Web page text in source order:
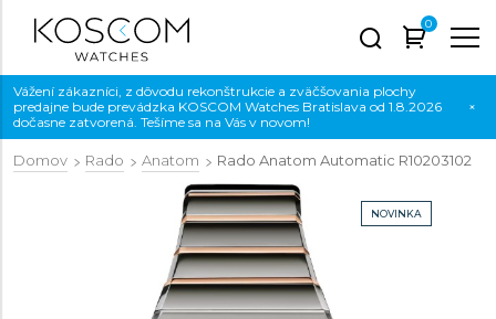
0
Vážení zákazníci, z dôvodu rekonštrukcie a zväčšovania plochy
predajne bude prevádzka KOSCOM Watches Bratislava od 1.8.2026
dočasne zatvorená. Tešíme sa na Vás v novom!
×
Domov Rado Anatom Rado Anatom Automatic R10203102
NOVINKA